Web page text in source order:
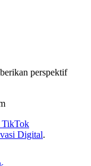
perspektif
TikTok
Digital.